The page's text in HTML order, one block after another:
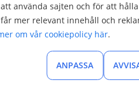
använda sajten och för att
mer relevant innehåll och
om vår cookiepolicy här.
ANPASSA
Fungerar med
Ja (iPhone 11 och
I vissa fall